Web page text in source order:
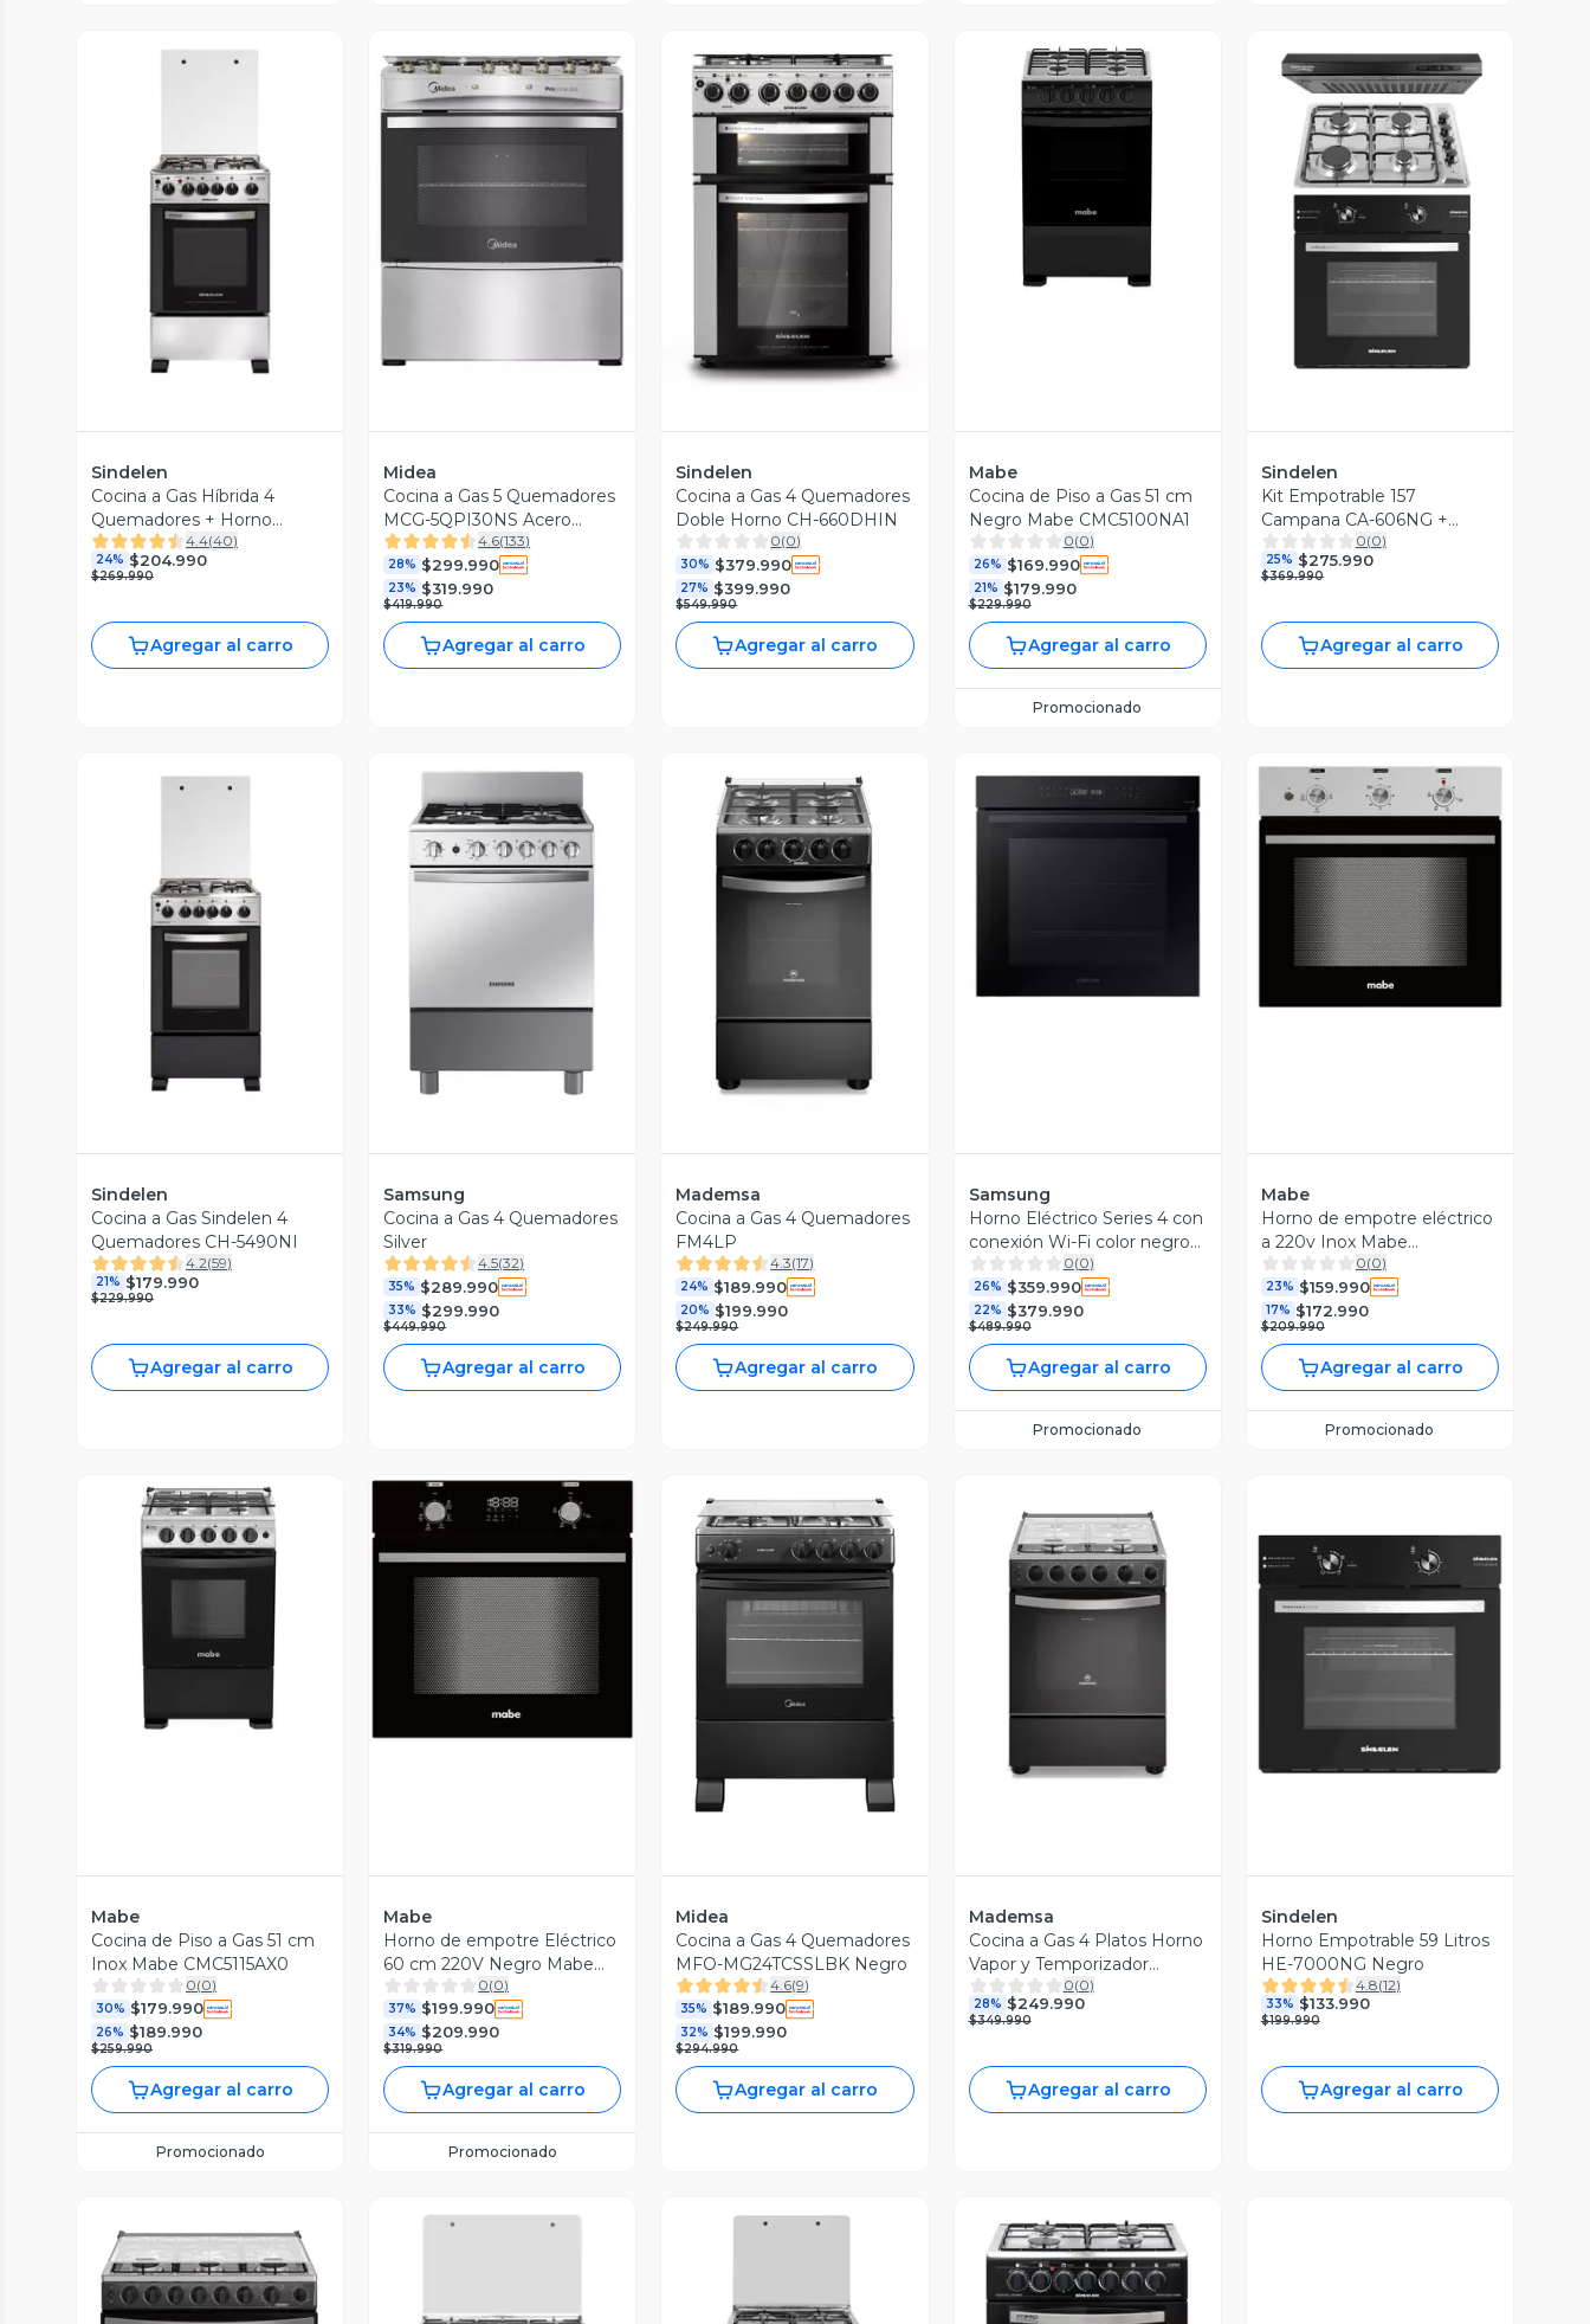
Vista Previa
Sindelen
Cocina a Gas Híbrida 4
Quemadores + Horno
Eléctrico CH-540NI
4.4(40)
24% $204.990
$269.990
Agregar al carro
Vista Previa
Midea
Cocina a Gas 5 Quemadores
MCG-5QPI30NS Acero
Inoxidable 4.6(133)
28% $299.990
23% $319.990
$419.990
Agregar al carro
Vista Previa
Sindelen
Cocina a Gas 4 Quemadores
Doble Horno CH-660DHIN
0(0)
30% $379.990
27% $399.990
$549.990
Agregar al carro
Mabe
Cocina de Piso a Gas 51 cm
Negro Mabe CMC5100NA1
0(0)
26% $169.990
21% $179.990
$229.990
Agregar al carro
Promocionado
Vista Previa
Sindelen
Kit Empotrable 157
Campana CA-606NG +
Encimera a Gas CEG-4600 +
Horno Empotrable HE-
0(0)
25% $275.990
$369.990
Agregar al carro
Vista Previa
Sindelen
Cocina a Gas Sindelen 4
Quemadores CH-5490NI
4.2(59)
21% $179.990
$229.990
Agregar al carro
Samsung
Cocina a Gas 4 Quemadores
Silver
4.5(32)
35% $289.990
33% $299.990
$449.990
Agregar al carro
Mademsa
Cocina a Gas 4 Quemadores
FM4LP
4.3(17)
24% $189.990
20% $199.990
$249.990
Agregar al carro
Samsung
Horno Eléctrico Series 4 con
conexión Wi-Fi color negro
76L Black
0(0)
26% $359.990
22% $379.990
$489.990
Agregar al carro
Promocionado
Vista Previa
Mabe
Horno de empotre eléctrico
a 220v Inox Mabe
HM6031EXAI0
0(0)
23% $159.990
17% $172.990
$209.990
Agregar al carro
Promocionado
Mabe
Cocina de Piso a Gas 51 cm
Inox Mabe CMC5115AX0
0(0)
30% $179.990
26% $189.990
$259.990
Agregar al carro
Promocionado
Vista Previa
Mabe
Horno de empotre Eléctrico
60 cm 220V Negro Mabe
HM6045EXN0
0(0)
37% $199.990
34% $209.990
$319.990
Agregar al carro
Promocionado
Vista Previa
Midea
Cocina a Gas 4 Quemadores
MFO-MG24TCSSLBK Negro
4.6(9)
35% $189.990
32% $199.990
$294.990
Agregar al carro
Mademsa
Cocina a Gas 4 Platos Horno
Vapor y Temporizador
FM4TPC Negra
0(0)
28% $249.990
$349.990
Agregar al carro
Sindelen
Horno Empotrable 59 Litros
HE-7000NG Negro
4.8(12)
33% $133.990
$199.990
Agregar al carro